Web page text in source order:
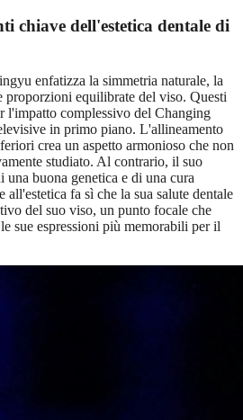
chiave dell'estetica dentale di
enfatizza la simmetria naturale, la
equilibrate del viso. Questi
l'impatto complessivo del Changing
in primo piano. L'allineamento
crea un aspetto armonioso che non
studiato. Al contrario, il suo
una buona genetica e di una cura
all'estetica fa sì che la sua salute dentale
del suo viso, un punto focale che
sue espressioni più memorabili per il